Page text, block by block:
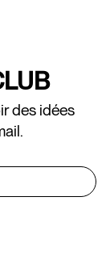
des idées